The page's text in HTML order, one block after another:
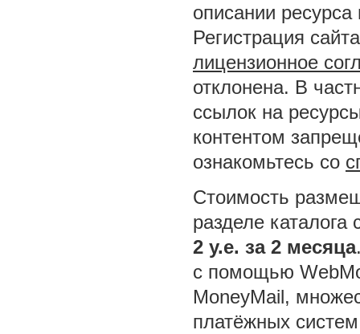
описании
Регистрация
лицензионное
отклонена. В
ссылок на
контентом
ознакомьтесь со
Стоимость
разделе каталога
2 у.е. за 2 месяца
с помощью
MoneyMail,
платёжных